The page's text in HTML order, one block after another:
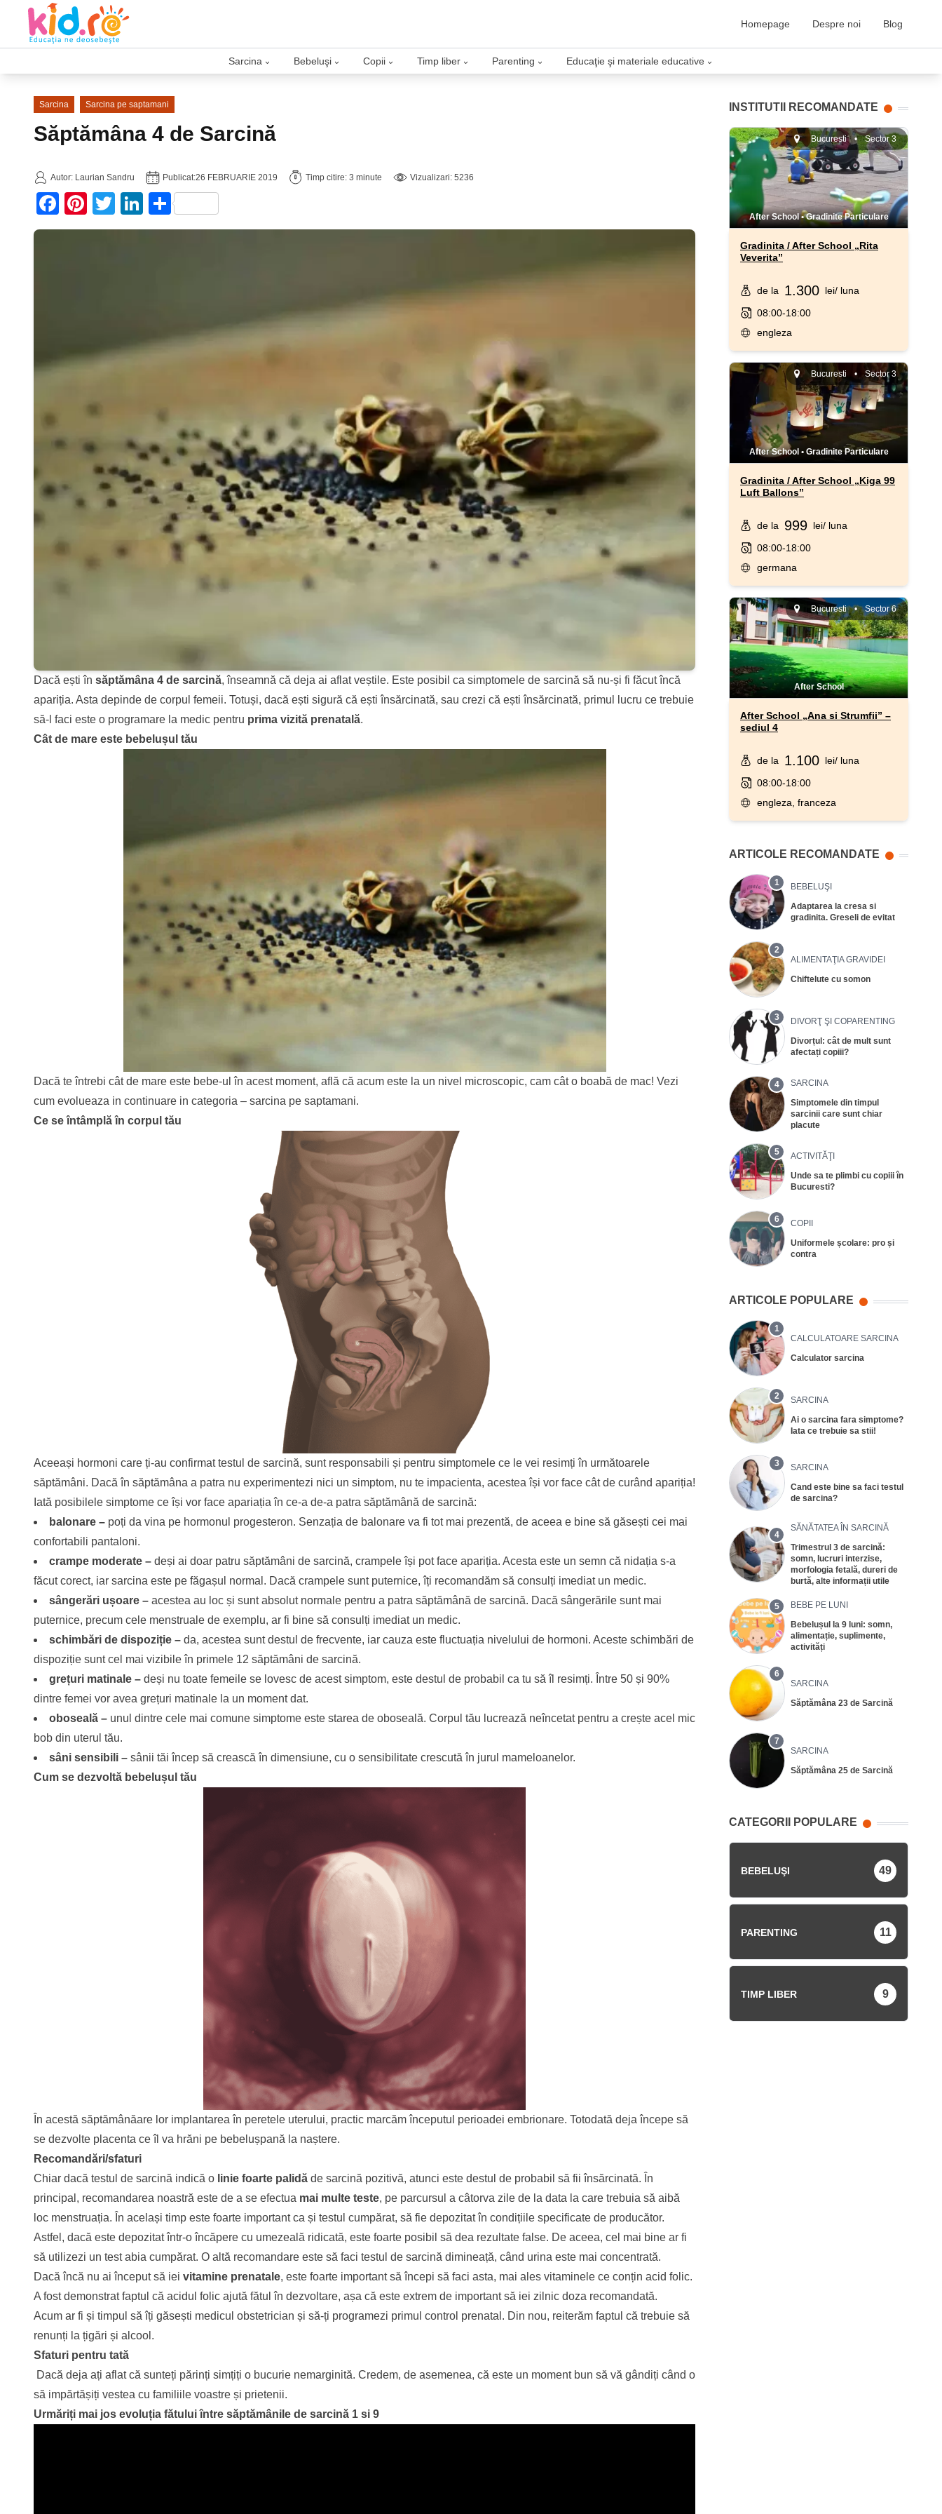
Homepage Despre noi Blog
Sarcina › Bebeluşi › Copii › Timp liber › Parenting › Educaţie şi materiale educative ›
Sarcina Sarcina pe saptamani
Săptămâna 4 de Sarcină
Autor: Laurian Sandru Publicat:26 FEBRUARIE 2019 Timp citire: 3 minute Vizualizari: 5236
Facebook
Pinterest
TwitterLinkedIn
Partajează
Dacă ești în săptămâna 4 de sarcină, înseamnă că deja ai aflat veștile. Este posibil ca simptomele de sarcină să nu-și fi făcut încă
apariția. Asta depinde de corpul femeii. Totuși, dacă ești sigură că ești însărcinată, sau crezi că ești însărcinată, primul lucru ce trebuie
să-l faci este o programare la medic pentru prima vizită prenatală.
Cât de mare este bebelușul tău
Dacă te întrebi cât de mare este bebe-ul în acest moment, află că acum este la un nivel microscopic, cam cât o boabă de mac! Vezi
cum evolueaza in continuare in categoria – sarcina pe saptamani.
Ce se întâmplă în corpul tău
Aceeași hormoni care ți-au confirmat testul de sarcină, sunt responsabili și pentru simptomele ce le vei resimți în următoarele
săptămâni. Dacă în săptămâna a patra nu experimentezi nici un simptom, nu te impacienta, acestea își vor face cât de curând apariția!
Iată posibilele simptome ce își vor face apariația în ce-a de-a patra săptămână de sarcină:
balonare – poți da vina pe hormonul progesteron. Senzația de balonare va fi tot mai prezentă, de aceea e bine să găsești cei mai
confortabili pantaloni.
crampe moderate – deși ai doar patru săptămâni de sarcină, crampele își pot face apariția. Acesta este un semn că nidația s-a
făcut corect, iar sarcina este pe făgașul normal. Dacă crampele sunt puternice, îți recomandăm să consulți imediat un medic.
sângerări ușoare – acestea au loc și sunt absolut normale pentru a patra săptămână de sarcină. Dacă sângerările sunt mai
puternice, precum cele menstruale de exemplu, ar fi bine să consulți imediat un medic.
schimbări de dispoziție – da, acestea sunt destul de frecvente, iar cauza este fluctuația nivelului de hormoni. Aceste schimbări de
dispoziție sunt cel mai vizibile în primele 12 săptămâni de sarcină.
grețuri matinale – deși nu toate femeile se lovesc de acest simptom, este destul de probabil ca tu să îl resimți. Între 50 și 90%
dintre femei vor avea grețuri matinale la un moment dat.
oboseală – unul dintre cele mai comune simptome este starea de oboseală. Corpul tău lucrează neîncetat pentru a crește acel mic
bob din uterul tău.
sâni sensibili – sânii tăi încep să crească în dimensiune, cu o sensibilitate crescută în jurul mameloanelor.
Cum se dezvoltă bebelușul tău
În acestă săptămânăare lor implantarea în peretele uterului, practic marcăm începutul perioadei embrionare. Totodată deja începe să
se dezvolte placenta ce îl va hrăni pe bebelușpană la naștere.
Recomandări/sfaturi
Chiar dacă testul de sarcină indică o linie foarte palidă de sarcină pozitivă, atunci este destul de probabil să fii însărcinată. În
principal, recomandarea noastră este de a se efectua mai multe teste, pe parcursul a câtorva zile de la data la care trebuia să aibă
loc menstruația. În același timp este foarte important ca și testul cumpărat, să fie depozitat în condițiile specificate de producător.
Astfel, dacă este depozitat într-o încăpere cu umezeală ridicată, este foarte posibil să dea rezultate false. De aceea, cel mai bine ar fi
să utilizezi un test abia cumpărat. O altă recomandare este să faci testul de sarcină dimineață, când urina este mai concentrată.
Dacă încă nu ai început să iei vitamine prenatale, este foarte important să începi să faci asta, mai ales vitaminele ce conțin acid folic.
A fost demonstrat faptul că acidul folic ajută fătul în dezvoltare, așa că este extrem de important să iei zilnic doza recomandată.
Acum ar fi și timpul să îți găsești medicul obstetrician și să-ți programezi primul control prenatal. Din nou, reiterăm faptul că trebuie să
renunți la țigări și alcool.
Sfaturi pentru tată
Dacă deja ați aflat că sunteți părinți simțiți o bucurie nemarginită. Credem, de asemenea, că este un moment bun să vă gândiți când o
să impărtășiți vestea cu familiile voastre și prietenii.
Urmăriți mai jos evoluția fătului între săptămânile de sarcină 1 si 9
INSTITUTII RECOMANDATE
Bucuresti • Sector 3
After School•Gradinite Particulare
Gradinita / After School „Rita
Veverita”
de la 1.300 lei/ luna
08:00-18:00
engleza
Bucuresti • Sector 3
After School• Gradinite Particulare
Gradinita / After School „Kiga 99
Luft Ballons”
de la 999 lei/ luna
08:00-18:00
germana
Bucuresti • Sector 6
After School
After School „Ana si Strumfii” –
sediul 4
de la 1.100 lei/ luna
08:00-18:00
engleza, franceza
ARTICOLE RECOMANDATE
1
BEBELUŞI
Adaptarea la cresa si
gradinita. Greseli de evitat
2
ALIMENTAŢIA GRAVIDEI
Chiftelute cu somon
3
DIVORŢ ŞI COPARENTING
Divorțul: cât de mult sunt
afectați copiii?
4
SARCINA
Simptomele din timpul
sarcinii care sunt chiar
placute
5
ACTIVITĂŢI
Unde sa te plimbi cu copiii în
Bucuresti?
6
COPII
Uniformele școlare: pro și
contra
ARTICOLE POPULARE
1
CALCULATOARE SARCINA
Calculator sarcina
2
SARCINA
Ai o sarcina fara simptome?
Iata ce trebuie sa stii!
3
SARCINA
Cand este bine sa faci testul
de sarcina?
4
SĂNĂTATEA ÎN SARCINĂ
Trimestrul 3 de sarcină:
somn, lucruri interzise,
morfologia fetală, dureri de
burtă, alte informații utile
5
BEBE PE LUNI
Bebelușul la 9 luni: somn,
alimentație, suplimente,
activități
6
SARCINA
Săptămâna 23 de Sarcină
7
SARCINA
Săptămâna 25 de Sarcină
CATEGORII POPULARE
BEBELUŞI 49
PARENTING 11
TIMP LIBER 9